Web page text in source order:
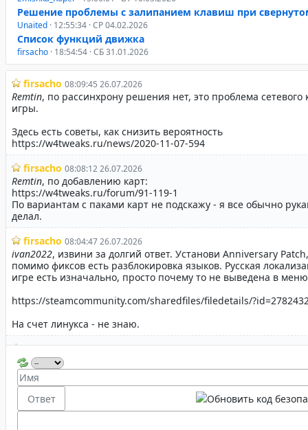
Решение проблемы с залипанием клавиш при
Unaited · 12:55:34 · СР 04.02.2026
Список функций движка
firsacho · 18:54:54 · СБ 31.01.2026